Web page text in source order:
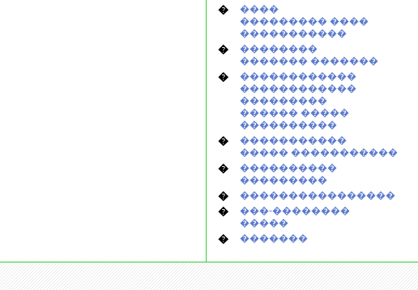
�
����
��������� ����
�����������
�
��������
������� �������
�
������������
������������
���������
������ �����
����������
�
�����������
����� �����������
�
����������
���������
� ����������������
�
���-��������
�����
� �������